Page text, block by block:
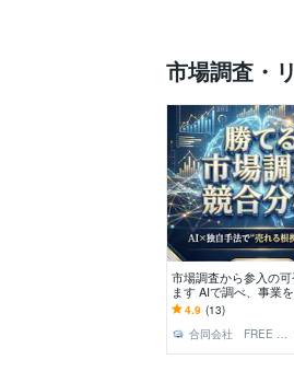
市場調査・
市場調査から参入の
ます AIで調べ、事業
が判断する市場調査で
4.9 (13)
合同会社 FREE LABO